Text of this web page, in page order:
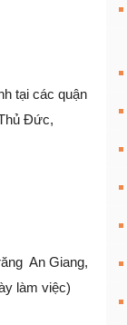
tại các quận
Đức,
An Giang,
làm việc)